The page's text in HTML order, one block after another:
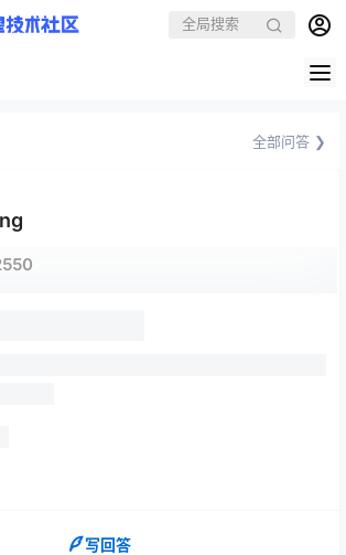
全部问答 ❯
写回答